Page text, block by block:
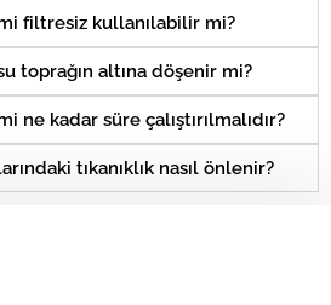
filtresiz kullanılabilir mi?
toprağın altına döşenir mi?
ne kadar süre çalıştırılmalıdır?
tıkanıklık nasıl önlenir?